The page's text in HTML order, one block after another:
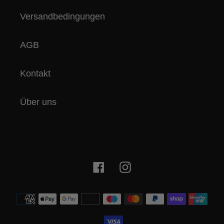
Versandbedingungen
AGB
Kontakt
Über uns
FacebookInstagram
Zahlungsmethoden